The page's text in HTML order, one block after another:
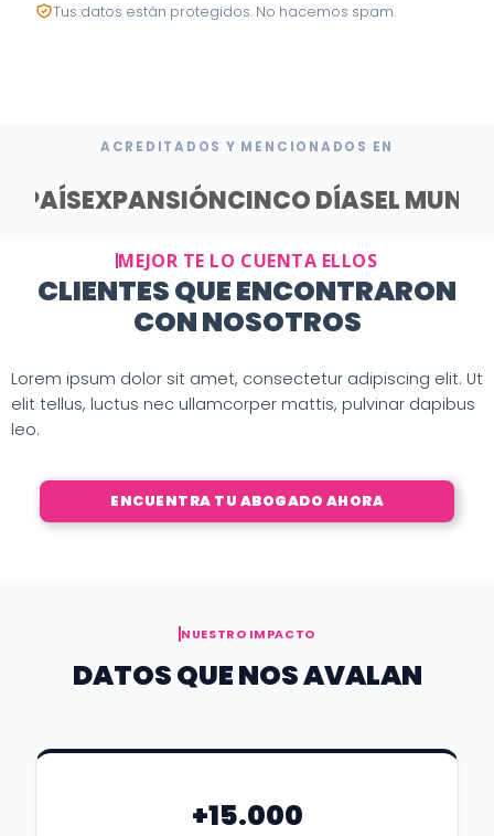
Tus datos están protegidos. No hacemos spam.
ACREDITADOS Y MENCIONADOS EN
PAÍSEXPANSIÓNCINCO DÍASEL
MEJOR TE LO CUENTA ELLOS
CLIENTES QUE ENCONTRARON
CON NOSOTROS
Lorem ipsum dolor sit amet, consectetur adipiscing elit. Ut
elit tellus, luctus nec ullamcorper mattis, pulvinar dapibus
leo.
ENCUENTRA TU ABOGADO AHORA
NUESTRO IMPACTO
DATOS QUE NOS AVALAN
+15.000